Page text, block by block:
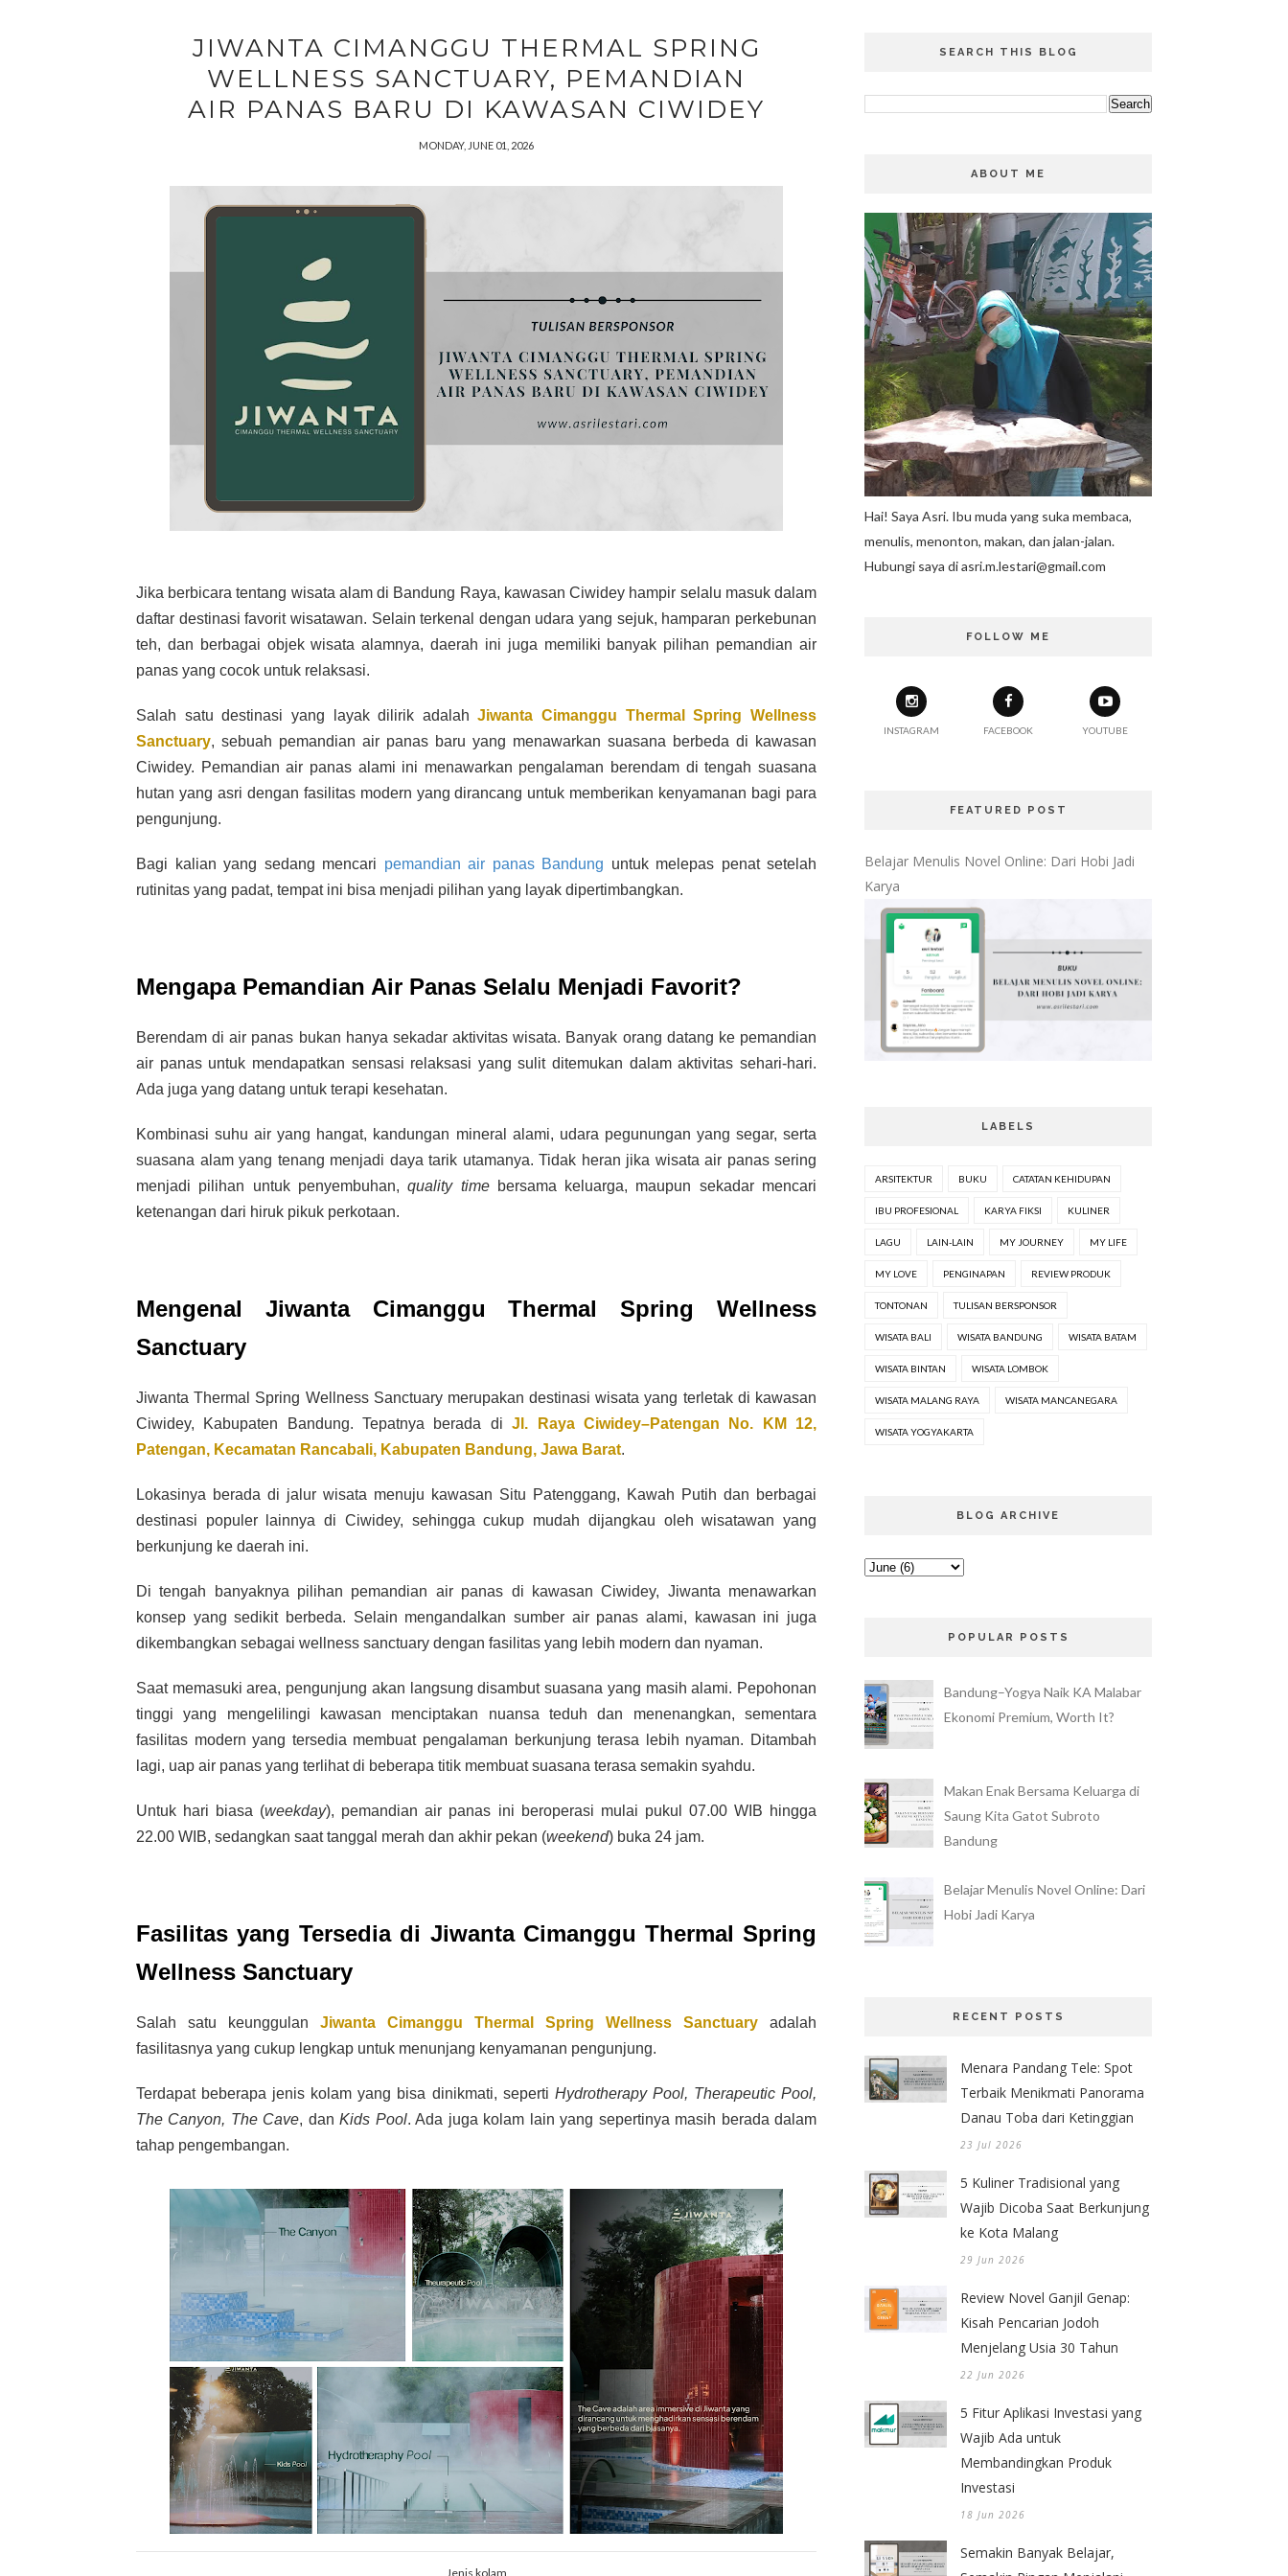
JIWANTA CIMANGGU THERMAL SPRING
WELLNESS SANCTUARY, PEMANDIAN
AIR PANAS BARU DI KAWASAN CIWIDEY
MONDAY, JUNE 01, 2026
Jika berbicara tentang wisata alam di Bandung Raya, kawasan Ciwidey hampir selalu masuk dalam
daftar destinasi favorit wisatawan. Selain terkenal dengan udara yang sejuk, hamparan perkebunan
teh, dan berbagai objek wisata alamnya, daerah ini juga memiliki banyak pilihan pemandian air
panas yang cocok untuk relaksasi.
Salah satu destinasi yang layak dilirik adalahJiwanta Cimanggu Thermal Spring Wellness
Sanctuary, sebuah pemandian air panas baru yang menawarkan suasana berbeda di kawasan
Ciwidey. Pemandian air panas alami ini menawarkan pengalaman berendam di tengah suasana
hutan yang asri dengan fasilitas modern yang dirancang untuk memberikan kenyamanan bagi para
pengunjung.
Bagi kalian yang sedang mencari pemandian air panas Bandung untuk melepas penat setelah
rutinitas yang padat, tempat ini bisa menjadi pilihan yang layak dipertimbangkan.
Mengapa Pemandian Air Panas Selalu Menjadi Favorit?
Berendam di air panas bukan hanya sekadar aktivitas wisata. Banyak orang datang ke pemandian
air panas untuk mendapatkan sensasi relaksasi yang sulit ditemukan dalam aktivitas sehari-hari.
Ada juga yang datang untuk terapi kesehatan.
Kombinasi suhu air yang hangat, kandungan mineral alami, udara pegunungan yang segar, serta
suasana alam yang tenang menjadi daya tarik utamanya. Tidak heran jika wisata air panas sering
menjadi pilihan untuk penyembuhan,quality timebersama keluarga, maupun sekadar mencari
ketenangan dari hiruk pikuk perkotaan.
Mengenal Jiwanta Cimanggu Thermal Spring Wellness
Sanctuary
Jiwanta Thermal Spring Wellness Sanctuary merupakan destinasi wisata yang terletak di kawasan
Ciwidey, Kabupaten Bandung. Tepatnya berada diJl. Raya Ciwidey–Patengan No. KM 12,
Patengan, Kecamatan Rancabali, Kabupaten Bandung, Jawa Barat.
Lokasinya berada di jalur wisata menuju kawasan Situ Patenggang, Kawah Putih dan berbagai
destinasi populer lainnya di Ciwidey, sehingga cukup mudah dijangkau oleh wisatawan yang
berkunjung ke daerah ini.
Di tengah banyaknya pilihan pemandian air panas di kawasan Ciwidey, Jiwanta menawarkan
konsep yang sedikit berbeda. Selain mengandalkan sumber air panas alami, kawasan ini juga
dikembangkan sebagai wellness sanctuary dengan fasilitas yang lebih modern dan nyaman.
Saat memasuki area, pengunjung akan langsung disambut suasana yang masih alami. Pepohonan
tinggi yang mengelilingi kawasan menciptakan nuansa teduh dan menenangkan, sementara
fasilitas modern yang tersedia membuat pengalaman berkunjung terasa lebih nyaman. Ditambah
lagi, uap air panas yang terlihat di beberapa titik membuat suasana terasa semakin syahdu.
Untuk hari biasa (weekday), pemandian air panas ini beroperasi mulai pukul 07.00 WIB hingga
22.00 WIB, sedangkan saat tanggal merah dan akhir pekan (weekend) buka 24 jam.
Fasilitas yang Tersedia di Jiwanta Cimanggu Thermal Spring
Wellness Sanctuary
Salah satu keunggulan Jiwanta Cimanggu Thermal Spring Wellness Sanctuary adalah
fasilitasnya yang cukup lengkap untuk menunjang kenyamanan pengunjung.
Terdapat beberapa jenis kolam yang bisa dinikmati, seperti Hydrotherapy Pool, Therapeutic Pool,
The Canyon, The Cave, danKids Pool. Ada juga kolam lain yang sepertinya masih berada dalam
tahap pengembangan.
Jenis kolam
SEARCH THIS BLOG
ABOUT ME
Hai! Saya Asri. Ibu muda yang suka membaca,
menulis, menonton, makan, dan jalan-jalan.
Hubungi saya di asri.m.lestari@gmail.com
FOLLOW ME
INSTAGRAM FACEBOOK YOUTUBE
FEATURED POST
Belajar Menulis Novel Online: Dari Hobi Jadi
Karya
LABELS
ARSITEKTUR BUKU CATATAN KEHIDUPAN
IBU PROFESIONAL KARYA FIKSI KULINER
LAGU LAIN-LAIN MY JOURNEY MY LIFE
MY LOVE PENGINAPAN REVIEW PRODUK
TONTONAN TULISAN BERSPONSOR
WISATA BALI WISATA BANDUNG WISATA BATAM
WISATA BINTAN WISATA LOMBOK
WISATA MALANG RAYA WISATA MANCANEGARA
WISATA YOGYAKARTA
BLOG ARCHIVE
POPULAR POSTS
Bandung–Yogya Naik KA Malabar
Ekonomi Premium, Worth It?
Makan Enak Bersama Keluarga di
Saung Kita Gatot Subroto
Bandung
Belajar Menulis Novel Online: Dari
Hobi Jadi Karya
RECENT POSTS
Menara Pandang Tele: Spot
Terbaik Menikmati Panorama
Danau Toba dari Ketinggian
23 Jul 2026
5 Kuliner Tradisional yang
Wajib Dicoba Saat Berkunjung
ke Kota Malang
29 Jun 2026
Review Novel Ganjil Genap:
Kisah Pencarian Jodoh
Menjelang Usia 30 Tahun
22 Jun 2026
5 Fitur Aplikasi Investasi yang
Wajib Ada untuk
Membandingkan Produk
Investasi
18 Jun 2026
Semakin Banyak Belajar,